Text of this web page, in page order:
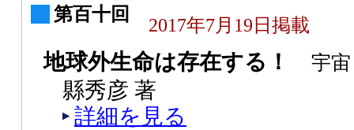
第百十回
2017年7月19日掲載
地球外生命は存在する！ 宇
縣秀彦 著
詳細を見る